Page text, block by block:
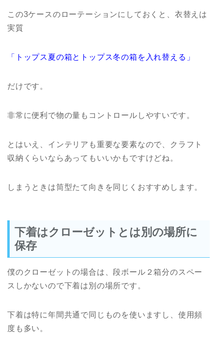
この3ケースのローテーションにしておくと、衣替えは
実質
「トップス夏の箱とトップス冬の箱を入れ替える」
だけです。
非常に便利で物の量もコントロールしやすいです。
とはいえ、インテリアも重要な要素なので、クラフト
収納くらいならあってもいいかもですけどね。
しまうときは筒型たて向きを同じくおすすめします。
下着はクローゼットとは別の場所に
保存
僕のクローゼットの場合は、段ボール２箱分のスペー
スしかないので下着は別の場所です。
下着は特に年間共通で同じものを使いますし、使用頻
度も多い。